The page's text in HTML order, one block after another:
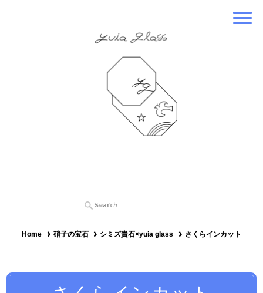
Home 硝子の宝石 シミズ貴石×yuia glass さくらインカット